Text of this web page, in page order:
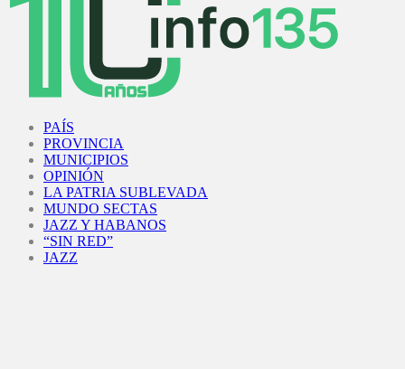
PAÍS
PROVINCIA
MUNICIPIOS
OPINIÓN
LA PATRIA SUBLEVADA
MUNDO SECTAS
JAZZ Y HABANOS
“SIN RED”
JAZZ